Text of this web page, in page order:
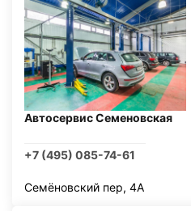
Автосервис Семеновская
+7 (495) 085-74-61
Семёновский пер, 4А